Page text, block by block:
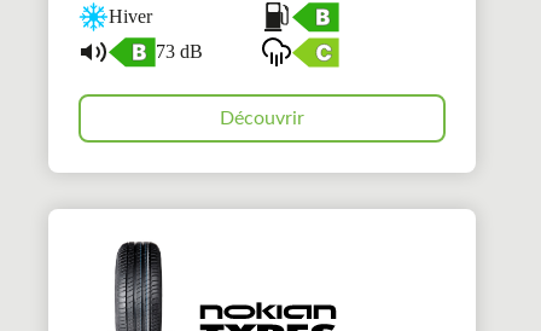
Hiver
73 dB
Découvrir